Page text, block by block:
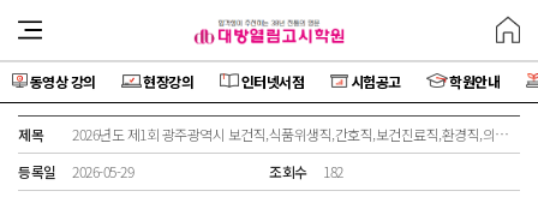
동영상 강의 현장강의 인터넷서점 시험공고 학원안내
제목
2026년도 제1회 광주광역시 보건직,식품위생직,간호직,보건진료직,환경직,의료기술직공무원 임용 필기시험 일시·장소 및 응시자 준수사항 등 공고
등록일
2026-05-29 조회수
182